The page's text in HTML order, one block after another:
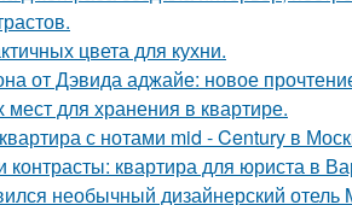
цвета для кухни.
от Дэвида аджайе: новое
для хранения в квартире.
с нотами mid - Century в
контрасты: квартира для юриста в
необычный дизайнерский отель